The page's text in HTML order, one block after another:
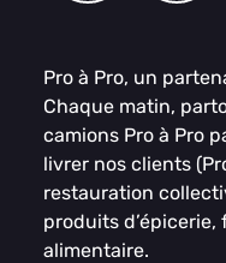
Pro à Pro, un
Chaque matin,
camions Pro à Pro
livrer nos clients
restauration
produits d’épicerie,
alimentaire.